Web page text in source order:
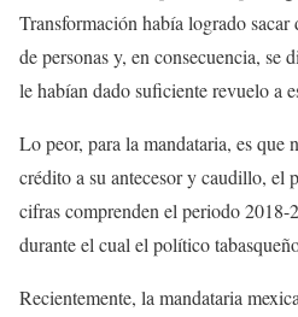
Transformación había logrado
de personas y, en consecuencia, se
le habían dado suficiente revuelo a
Lo peor, para la mandataria, es que
crédito a su antecesor y caudillo, el
cifras comprenden el periodo 2018-
durante el cual el político
Recientemente, la mandataria